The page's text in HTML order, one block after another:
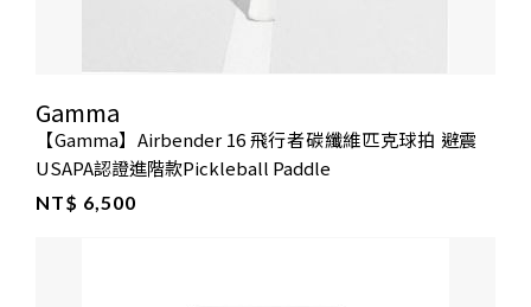
Gamma
【Gamma】Airbender 16 飛行者碳纖維匹克球拍 避震
USAPA認證進階款Pickleball Paddle
NT$ 6,500